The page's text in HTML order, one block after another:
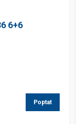
6+6
Poptat